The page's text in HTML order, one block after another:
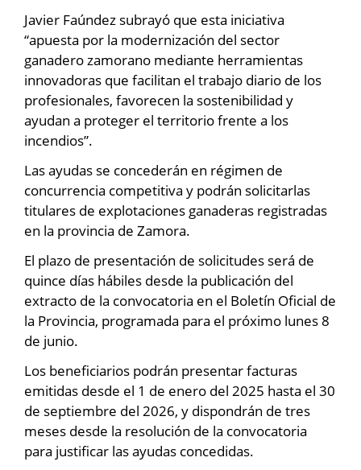
Javier Faúndez subrayó que esta iniciativa
“apuesta por la modernización del sector
ganadero zamorano mediante herramientas
innovadoras que facilitan el trabajo diario de los
profesionales, favorecen la sostenibilidad y
ayudan a proteger el territorio frente a los
incendios”.
Las ayudas se concederán en régimen de
concurrencia competitiva y podrán solicitarlas
titulares de explotaciones ganaderas registradas
en la provincia de Zamora.
El plazo de presentación de solicitudes será de
quince días hábiles desde la publicación del
extracto de la convocatoria en el Boletín Oficial de
la Provincia, programada para el próximo lunes 8
de junio.
Los beneficiarios podrán presentar facturas
emitidas desde el 1 de enero del 2025 hasta el 30
de septiembre del 2026, y dispondrán de tres
meses desde la resolución de la convocatoria
para justificar las ayudas concedidas.